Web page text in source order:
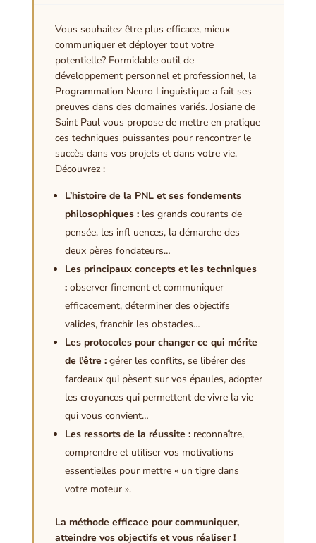
Vous souhaitez être plus efficace, mieux
communiquer et déployer tout votre
potentielle? Formidable outil de
développement personnel et professionnel, la
Programmation Neuro Linguistique a fait ses
preuves dans des domaines variés. Josiane de
Saint Paul vous propose de mettre en pratique
ces techniques puissantes pour rencontrer le
succès dans vos projets et dans votre vie.
Découvrez :
L’histoire de la PNL et ses fondements
philosophiques :les grands courants de
pensée, les infl uences, la démarche des
deux pères fondateurs…
Les principaux concepts et les techniques
:observer finement et communiquer
efficacement, déterminer des objectifs
valides, franchir les obstacles…
Les protocoles pour changer ce qui mérite
de l’être : gérer les conflits, se libérer des
fardeaux qui pèsent sur vos épaules, adopter
les croyances qui permettent de vivre la vie
qui vous convient…
Les ressorts de la réussite :reconnaître,
comprendre et utiliser vos motivations
essentielles pour mettre « un tigre dans
votre moteur ».
La méthode efficace pour communiquer,
atteindre vos objectifs et vous réaliser !